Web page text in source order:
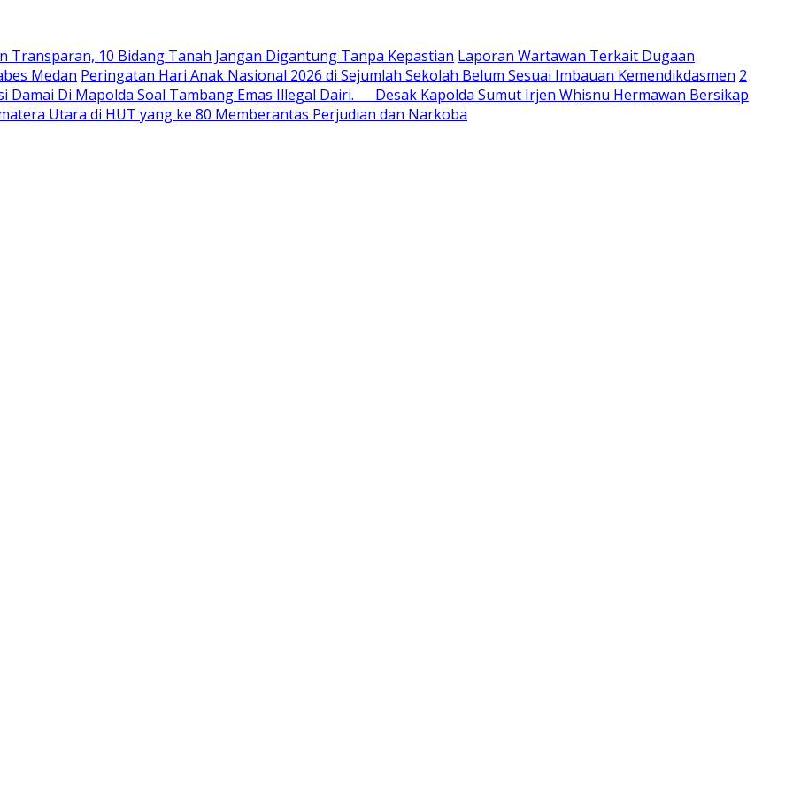
Transparan, 10 Bidang Tanah Jangan Digantung Tanpa Kepastian Laporan Wartawan Terkait Dugaan
Medan Peringatan Hari Anak Nasional 2026 di Sejumlah Sekolah Belum Sesuai Imbauan Kemendikdasmen 2
Damai Di Mapolda Soal Tambang Emas Illegal Dairi. Desak Kapolda Sumut Irjen Whisnu Hermawan Bersikap
Utara di HUT yang ke 80 Memberantas Perjudian dan Narkoba